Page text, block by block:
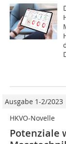
Ausgabe 1-2/2023
HKVO-Novelle
Potenziale